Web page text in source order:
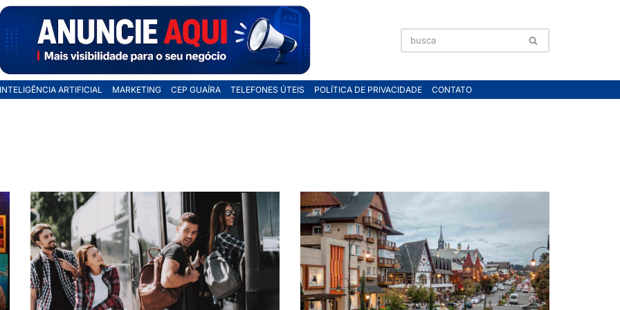
INTELIGÊNCIA ARTIFICIAL MARKETING CEP GUAÍRA TELEFONES ÚTEIS POLÍTICA DE PRIVACIDADE CONTATO